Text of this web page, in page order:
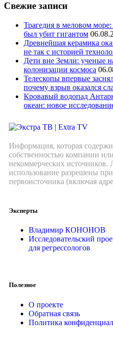
Свежие записи
Трагедия в меловом море:
был убит гигантом
Древнейшая керамика
не так с историей
Дети вне Земли: ученые
колонизации космоса
Телескопы впервые
почему взрыв оказался
Кровавый водопад
океан: новое
Информация, которая
собственностью компании
некоммерческих источников.
использование разрешены
первоисточника (включая
Эксперты
Владимир КОНОНОВ
Исследовательский
для регрессологов
Полезное
О проекте
Обратная связь
Политика